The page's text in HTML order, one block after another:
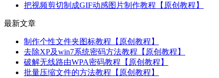
把视频剪切制成GIF动感图片制作教程【原创教程】
最新文章
制作个性文件夹图标教程【原创教程】
去除XP及win7系统密码方法教程【原创教程】
破解无线路由WPA密码教程【原创教程】
批量压缩文件的方法教程【原创教程】